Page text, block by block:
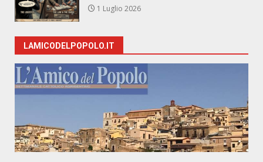
1 Luglio 2026
LAMICODELPOPOLO.IT